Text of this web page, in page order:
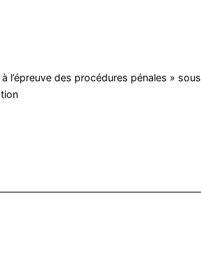
l’épreuve des procédures pénales » sous